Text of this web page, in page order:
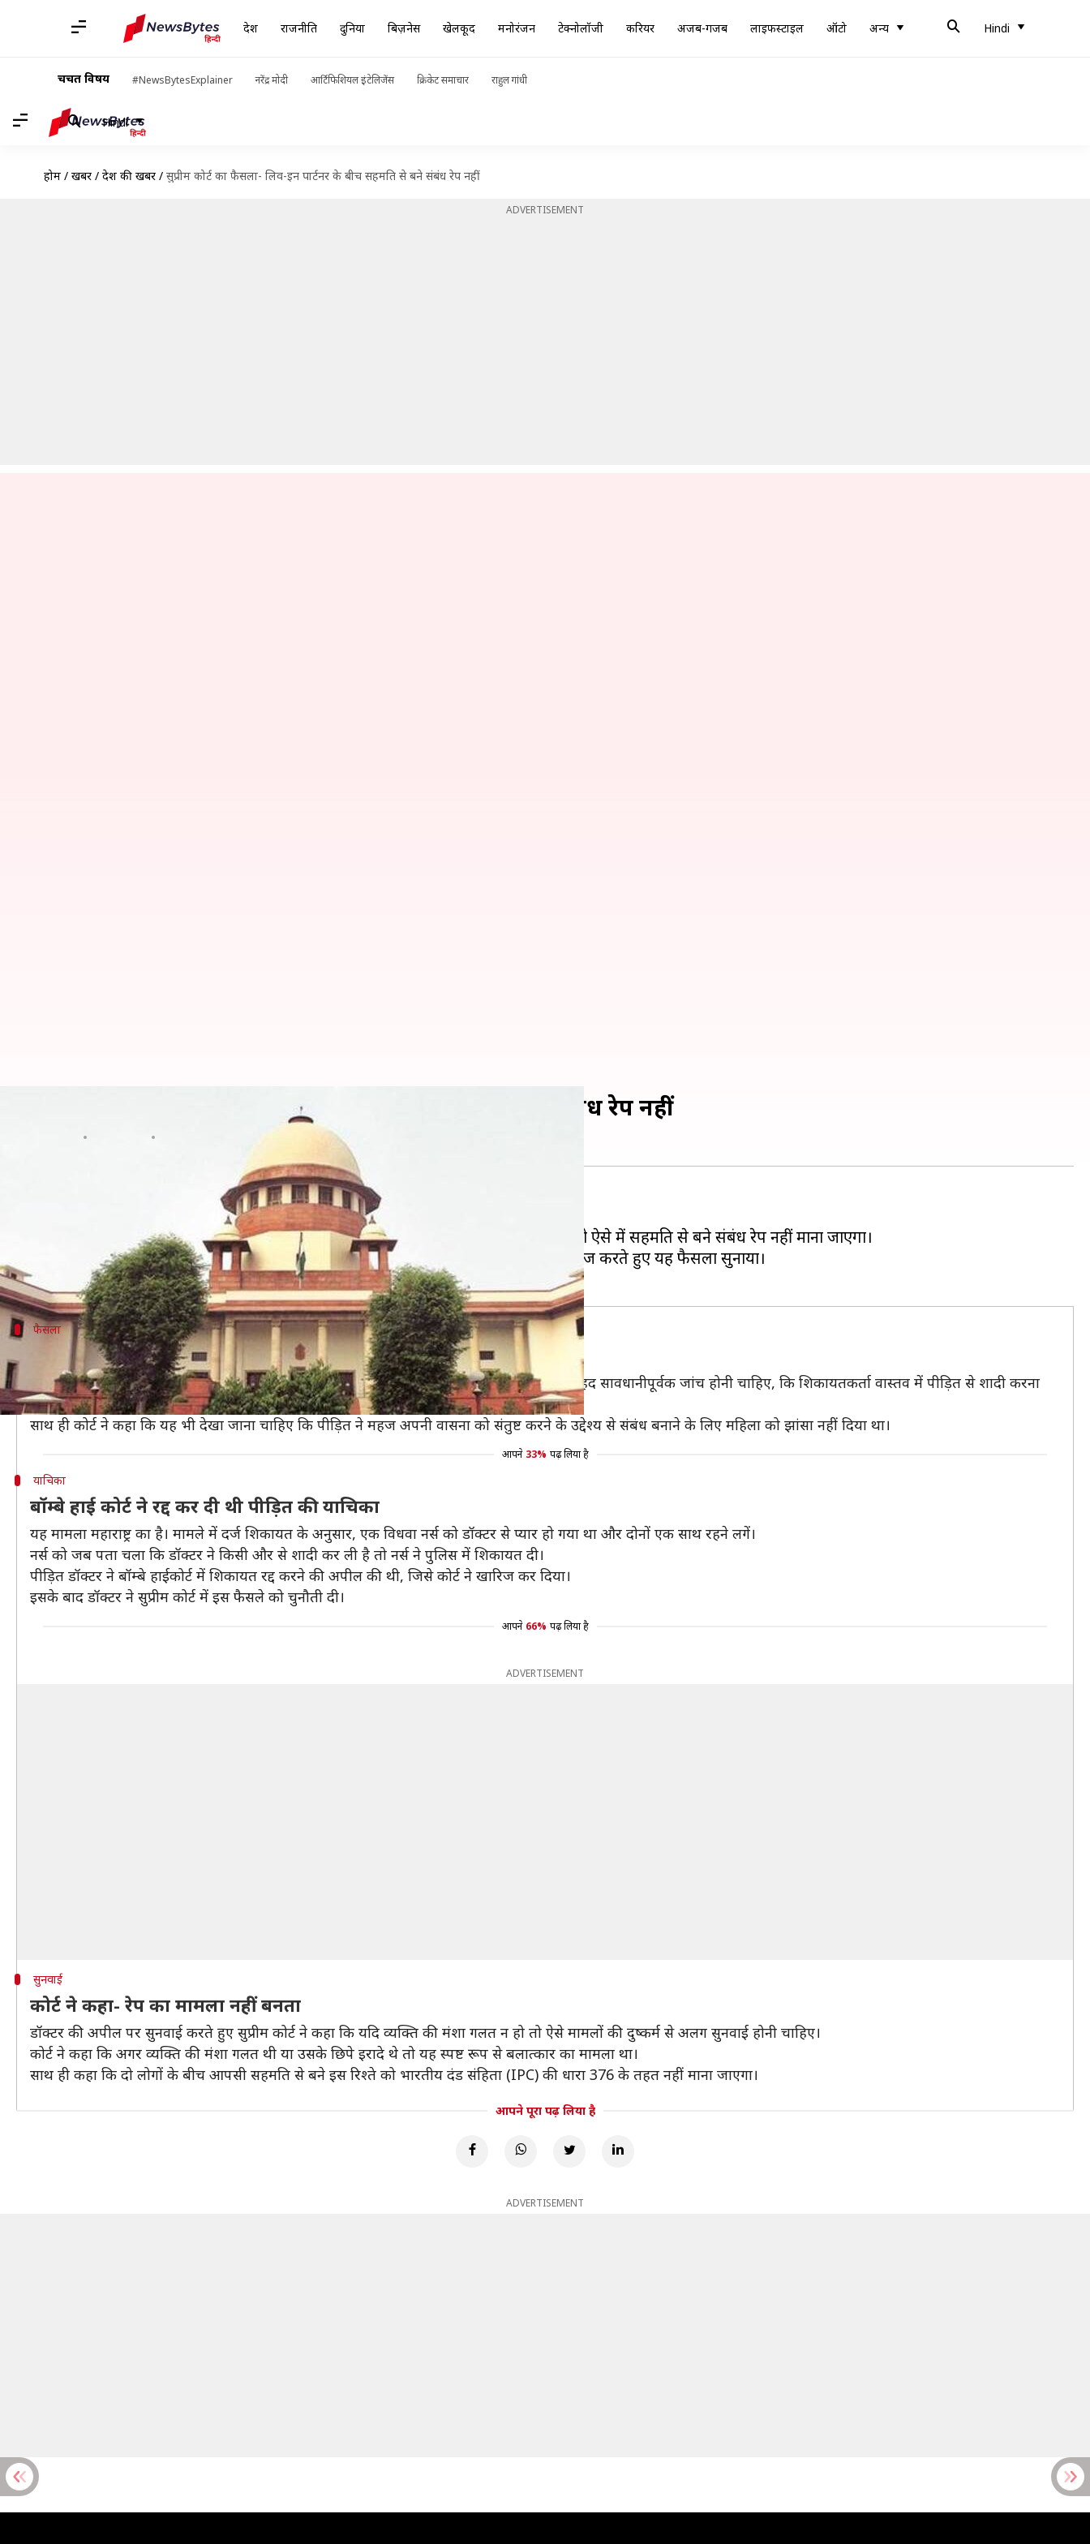
देश राजनीति दुनिया बिज़नेस खेलकूद मनोरंजन टेक्नोलॉजी करियर अजब-गजब लाइफस्टाइल ऑटो अन्य Hindi
चर्चित विषय #NewsBytesExplainer नरेंद्र मोदी आर्टिफिशियल इंटेलिजेंस क्रिकेट समाचार राहुल गांधी
Hindi
होम / खबरें / देश की खबरें / सुप्रीम कोर्ट का फैसला- लिव-इन पार्टनर के बीच सहमति से बने संबंध रेप नहीं
ADVERTISEMENT
सुप्रीम कोर्ट का फैसला- लिव-इन पार्टनर के बीच सहमति से बने संबंध रेप नहीं
सुप्रीम कोर्ट ने लिव-इन पार्टनर को लेकर एक बड़ा फैसला दिया है।
कोर्ट ने कहा कि अगर लिव-इन में रहने वाला पुरुष किसी वजह से महिला से शादी नहीं कर पाता है तो ऐसे में सहमति से बने संबंध रेप नहीं माना जाएगा।
सुप्रीम कोर्ट ने महाराष्ट्र की एक नर्स द्वारा अपने लिव-इन पार्टनर डॉक्टर के खिलाफ दर्ज मामले को खारिज करते हुए यह फैसला सुनाया।
फैसला
कोर्ट ने अपने फैसले में क्या कहा?
न्यायमूर्ति एके सिकरी और न्यायमूर्ति एस अब्दुल नजीर की बेंच ने अपने फैसले में कहा कि ऐसे मामलों की बेहद सावधानीपूर्वक जांच होनी चाहिए, कि शिकायतकर्ता वास्तव में पीड़ित से शादी करना
चाहती है या उसकी गलत मंशा है।
साथ ही कोर्ट ने कहा कि यह भी देखा जाना चाहिए कि पीड़ित ने महज अपनी वासना को संतुष्ट करने के उद्देश्य से संबंध बनाने के लिए महिला को झांसा नहीं दिया था।
आपने 33% पढ़ लिया है
याचिका
बॉम्बे हाई कोर्ट ने रद्द कर दी थी पीड़ित की याचिका
यह मामला महाराष्ट्र का है। मामले में दर्ज शिकायत के अनुसार, एक विधवा नर्स को डॉक्टर से प्यार हो गया था और दोनों एक साथ रहने लगें।
नर्स को जब पता चला कि डॉक्टर ने किसी और से शादी कर ली है तो नर्स ने पुलिस में शिकायत दी।
पीड़ित डॉक्टर ने बॉम्बे हाईकोर्ट में शिकायत रद्द करने की अपील की थी, जिसे कोर्ट ने खारिज कर दिया।
इसके बाद डॉक्टर ने सुप्रीम कोर्ट में इस फैसले को चुनौती दी।
आपने 66% पढ़ लिया है
ADVERTISEMENT
सुनवाई
कोर्ट ने कहा- रेप का मामला नहीं बनता
डॉक्टर की अपील पर सुनवाई करते हुए सुप्रीम कोर्ट ने कहा कि यदि व्यक्ति की मंशा गलत न हो तो ऐसे मामलों की दुष्कर्म से अलग सुनवाई होनी चाहिए।
कोर्ट ने कहा कि अगर व्यक्ति की मंशा गलत थी या उसके छिपे इरादे थे तो यह स्पष्ट रूप से बलात्कार का मामला था।
साथ ही कहा कि दो लोगों के बीच आपसी सहमति से बने इस रिश्ते को भारतीय दंड संहिता (IPC) की धारा 376 के तहत नहीं माना जाएगा।
आपने पूरा पढ़ लिया है
ADVERTISEMENT